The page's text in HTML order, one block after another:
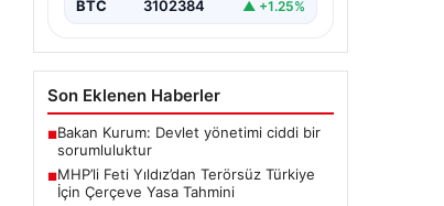
BTC 3102384 ▲ +1.25%
Son Eklenen Haberler
■Bakan Kurum: Devlet yönetimi ciddi bir
sorumluluktur
■MHP’li Feti Yıldız’dan Terörsüz Türkiye
İçin Çerçeve Yasa Tahmini